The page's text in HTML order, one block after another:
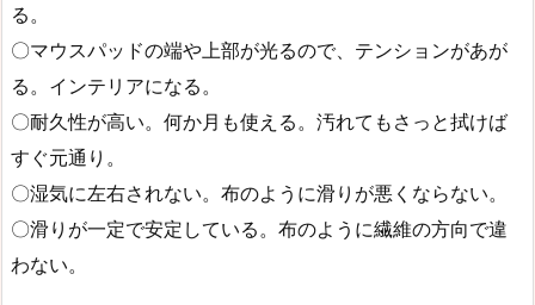
る。
〇マウスパッドの端や上部が光るので、テンションがあが
る。インテリアになる。
〇耐久性が高い。何か月も使える。汚れてもさっと拭けば
すぐ元通り。
〇湿気に左右されない。布のように滑りが悪くならない。
〇滑りが一定で安定している。布のように繊維の方向で違
わない。